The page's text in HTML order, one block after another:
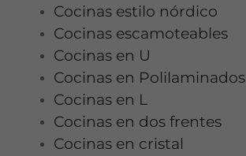
Cocinas estilo nórdico
Cocinas escamoteables
Cocinas en U
Cocinas en Polilaminados
Cocinas en L
Cocinas en dos frentes
Cocinas en cristal